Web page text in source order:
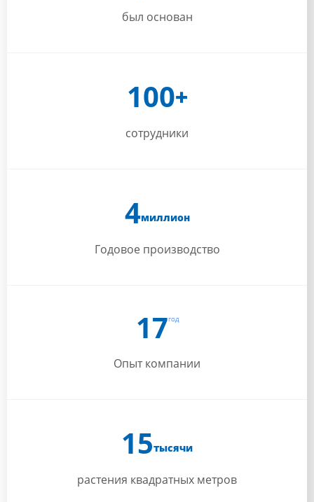
был основан
100+
сотрудники
4миллион
Годовое производство
17год
Опыт компании
15тысячи
растения квадратных метров